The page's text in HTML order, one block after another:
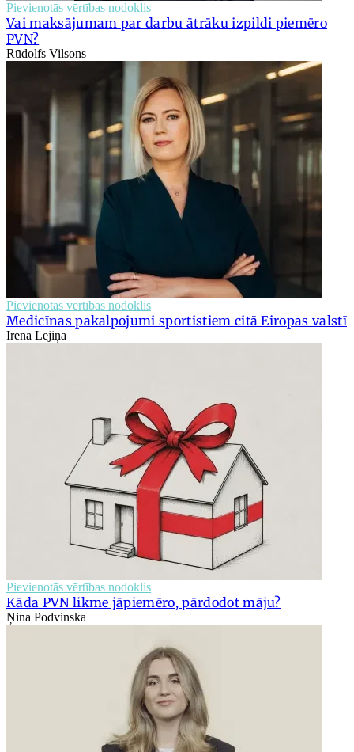
Pievienotās vērtības nodoklis
Vai maksājumam par darbu ātrāku izpildi piemēro
PVN?
Rūdolfs Vilsons
Pievienotās vērtības nodoklis
Medicīnas pakalpojumi sportistiem citā Eiropas valstī
Irēna Lejiņa
Pievienotās vērtības nodoklis
Kāda PVN likme jāpiemēro, pārdodot māju?
Ņina Podvinska